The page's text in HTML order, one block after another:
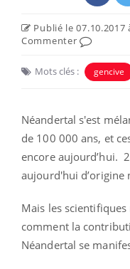
Publié le 07.10.2017
Commenter
Mots clés : gencive
Néandertal s'est
de 100 000 ans, et
encore aujourd’hui.
aujourd'hui d’origine
Mais les
comment la
Néandertal se